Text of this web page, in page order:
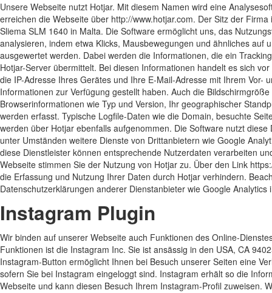
Unsere Webseite nutzt Hotjar. Mit diesem Namen wird eine
erreichen die Webseite über http://www.hotjar.com. Der Sitz der
Sliema SLM 1640 in Malta. Die Software ermöglicht uns, das
analysieren, indem etwa Klicks, Mausbewegungen und ähnliches auf
ausgewertet werden. Dabei werden die Informationen, die ein
Hotjar-Server übermittelt. Bei diesen Informationen handelt es sich
die IP-Adresse Ihres Gerätes und Ihre E-Mail-Adresse mit Ihrem Vor-
Informationen zur Verfügung gestellt haben. Auch die
Browserinformationen wie Typ und Version, Ihr geographischer
werden erfasst. Typische Logfile-Daten wie die Domain, besuchte
werden über Hotjar ebenfalls aufgenommen. Die Software nutzt
unter Umständen weitere Dienste von Drittanbietern wie Google
diese Dienstleister können entsprechende Nutzerdaten verarbeiten
Webseite stimmen Sie der Nutzung von Hotjar zu. Über den Link
die Erfassung und Nutzung Ihrer Daten durch Hotjar verhindern.
Datenschutzerklärungen anderer Dienstanbieter wie Google
Instagram Plugin
Wir binden auf unserer Webseite auch Funktionen des Online-
Funktionen ist die Instagram Inc. Sie ist ansässig in den USA, CA
Instagram-Button ermöglicht Ihnen bei Besuch unserer Seiten eine
sofern Sie bei Instagram eingeloggt sind. Instagram erhält so die
Webseite und kann diesen Besuch Ihrem Instagram-Profil zuweisen.